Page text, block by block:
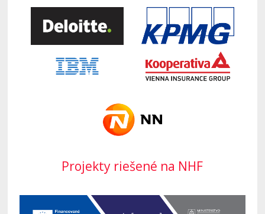
Projekty riešené na NHF